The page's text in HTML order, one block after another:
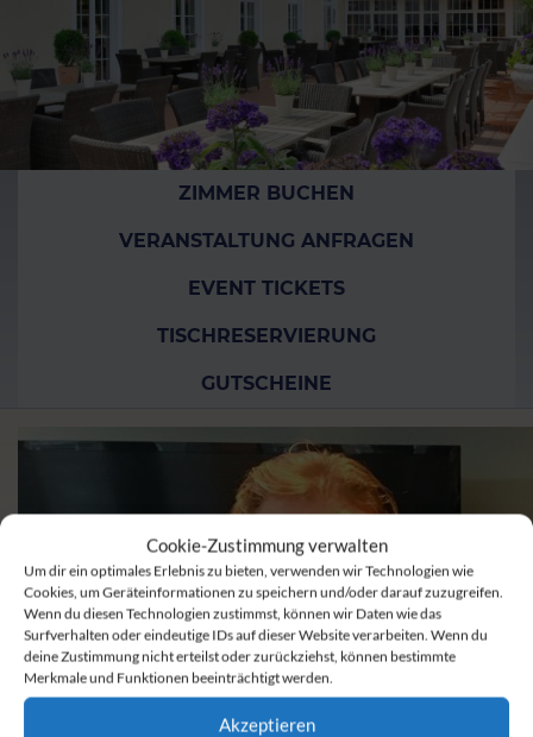
Cookie-Zustimmung verwalten
Um dir ein optimales Erlebnis zu bieten, verwenden wir Technologien wie
Cookies, um Geräteinformationen zu speichern und/oder darauf zuzugreifen.
Wenn du diesen Technologien zustimmst, können wir Daten wie das
Surfverhalten oder eindeutige IDs auf dieser Website verarbeiten. Wenn du
deine Zustimmung nicht erteilst oder zurückziehst, können bestimmte
Merkmale und Funktionen beeinträchtigt werden.
Akzeptieren
ZIMMER BUCHEN
VERANSTALTUNG ANFRAGEN
EVENT TICKETS
TISCHRESERVIERUNG
GUTSCHEINE